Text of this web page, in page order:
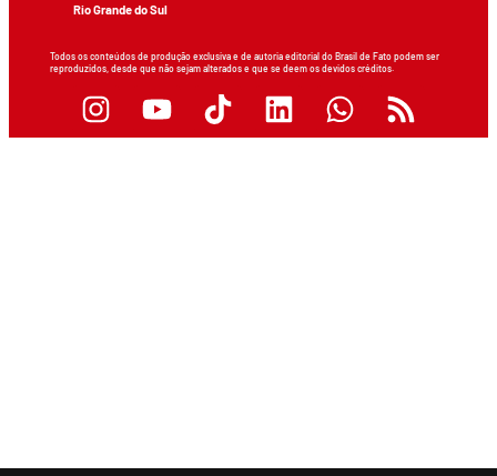
Rio Grande do Sul
Todos os conteúdos de produção exclusiva e de autoria editorial do Brasil de Fato podem ser
reproduzidos, desde que não sejam alterados e que se deem os devidos créditos.